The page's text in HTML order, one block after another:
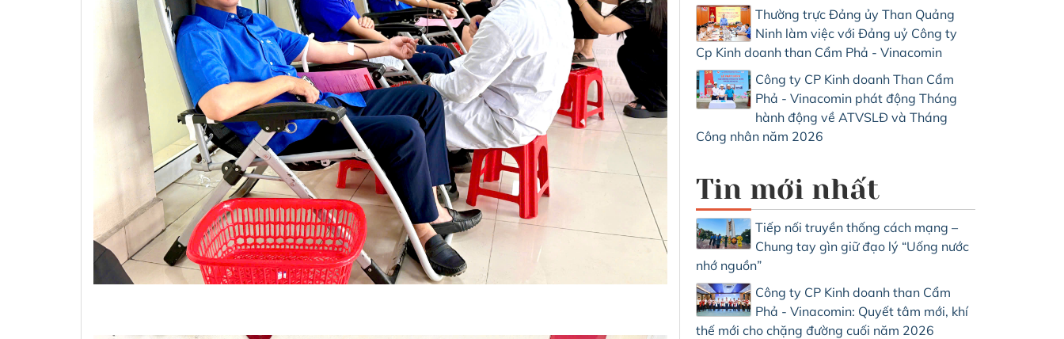
Thường trực Đảng ủy Than Quảng
Ninh làm việc với Đảng uỷ Công ty
Cp Kinh doanh than Cẩm Phả - Vinacomin
Công ty CP Kinh doanh Than Cẩm
Phả - Vinacomin phát động Tháng
hành động về ATVSLĐ và Tháng
Công nhân năm 2026
Tin mới nhất
Tiếp nối truyền thống cách mạng –
Chung tay gìn giữ đạo lý “Uống nước
nhớ nguồn”
Công ty CP Kinh doanh than Cẩm
Phả - Vinacomin: Quyết tâm mới, khí
thế mới cho chặng đường cuối năm 2026